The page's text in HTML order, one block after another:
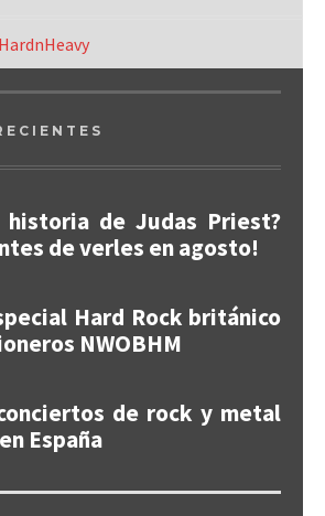
historia de Judas Priest?
de verles en agosto!
Hard Rock británico
NWOBHM
de rock y metal
España